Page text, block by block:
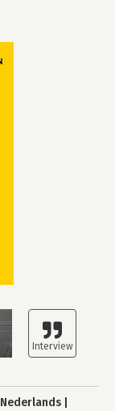
Nederlands